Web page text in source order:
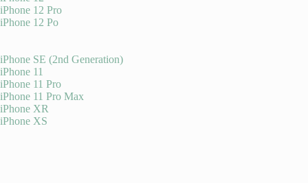
iPhone 12 Pro
iPhone 12 Po
iPhone SE (2nd Generation)
iPhone 11
iPhone 11 Pro
iPhone 11 Pro Max
iPhone XR
iPhone XS